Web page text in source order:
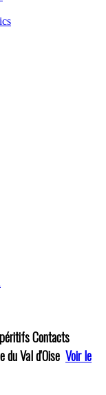
Contacts
du Val d'Oise Voir le